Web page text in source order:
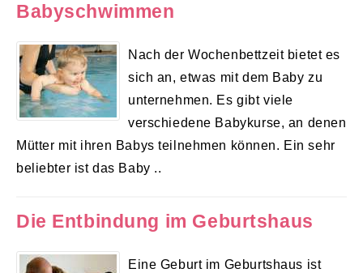
Babyschwimmen
Nach der Wochenbettzeit bietet es
sich an, etwas mit dem Baby zu
unternehmen. Es gibt viele
verschiedene Babykurse, an denen
Mütter mit ihren Babys teilnehmen können. Ein sehr
beliebter ist das Baby ..
Die Entbindung im Geburtshaus
Eine Geburt im Geburtshaus ist